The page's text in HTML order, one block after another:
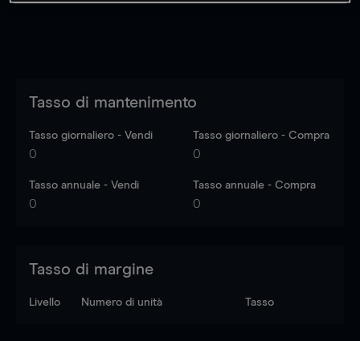
Tasso di mantenimento
Tasso giornaliero - Vendi
0
Tasso giornaliero - Compra
0
Tasso annuale - Vendi
0
Tasso annuale - Compra
0
Tasso di margine
Livello Numero di unità Tasso